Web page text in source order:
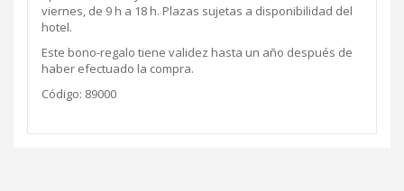
viernes, de 9 h a 18 h. Plazas sujetas a disponibilidad del
hotel.
Este bono-regalo tiene validez hasta un año después de
haber efectuado la compra.
Código: 89000